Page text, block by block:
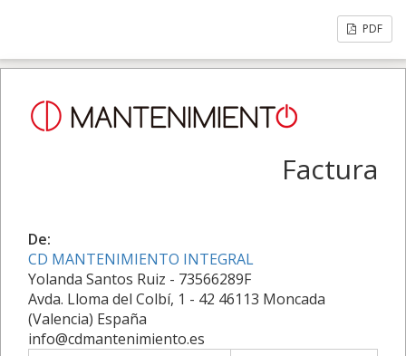
PDF
Factura
De:
CD MANTENIMIENTO INTEGRAL
Yolanda Santos Ruiz - 73566289F
Avda. Lloma del Colbí, 1 - 42 46113 Moncada
(Valencia) España
info@cdmantenimiento.es